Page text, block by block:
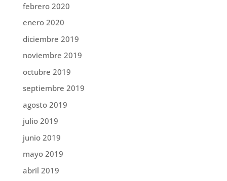
febrero 2020
enero 2020
diciembre 2019
noviembre 2019
octubre 2019
septiembre 2019
agosto 2019
julio 2019
junio 2019
mayo 2019
abril 2019